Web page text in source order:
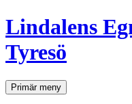
Lindalens
Tyresö
SökPrimär meny Hoppa
till